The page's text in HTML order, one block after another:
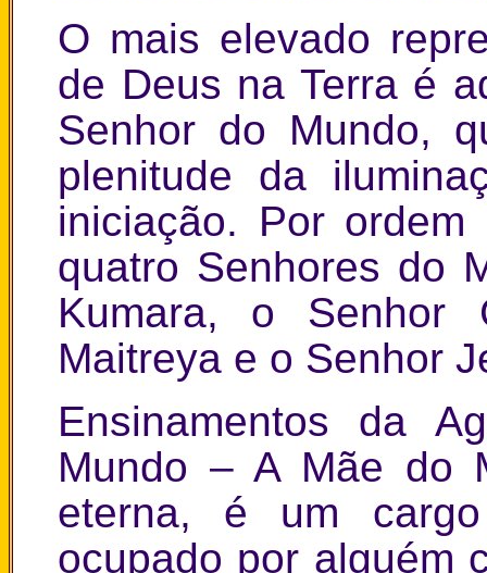
O mais elevado
de Deus na Terra é
Senhor do Mundo,
plenitude da
iniciação. Por
quatro Senhores do
Kumara, o Senhor
Maitreya e o Senhor
Ensinamentos da
Mundo – A Mãe do
eterna, é um
ocupado por alguém